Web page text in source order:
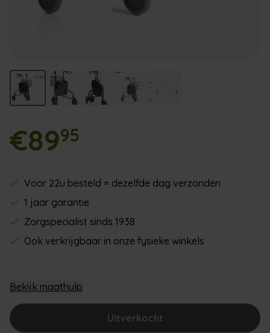
€8995
Voor 22u besteld = dezelfde dag verzonden
1 jaar garantie
Zorgspecialist sinds 1938
Ook verkrijgbaar in onze fysieke winkels
Bekijk maathulp
Uitverkocht